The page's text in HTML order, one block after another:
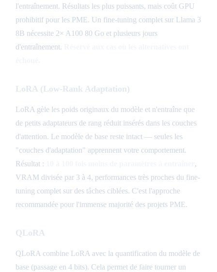
l'entraînement. Résultats les plus puissants, mais coût GPU
prohibitif pour les PME. Un fine-tuning complet sur Llama 3
8B nécessite 2× A100 80 Go et plusieurs jours
d'entraînement.
LoRA (Low-Rank Adaptation)
LoRA gèle les poids originaux du modèle et n'entraîne que
de petits adaptateurs de rang réduit insérés dans les couches
d'attention. Le modèle de base reste intact — seules les
"couches d'adaptation" apprennent votre comportement.
Résultat :
,
VRAM divisée par 3 à 4, performances très proches du fine-
tuning complet sur des tâches ciblées. C'est l'approche
recommandée pour l'immense majorité des projets PME.
QLoRA
QLoRA combine LoRA avec la quantification du modèle de
base (passage en 4 bits). Cela permet de faire tourner un